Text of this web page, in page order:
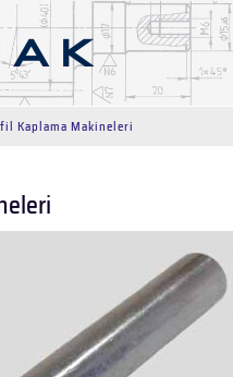
Kaplama Makineleri